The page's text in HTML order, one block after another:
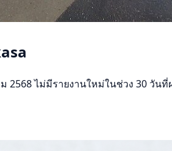
2568 ไม่มีรายงานใหม่ในช่วง 30